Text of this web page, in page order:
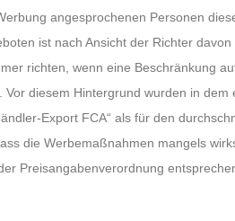
angesprochenen Personen
ist nach Ansicht der Richter
richten, wenn eine Beschränkung
Vor diesem Hintergrund wurden in dem
Export FCA“ als für den
die Werbemaßnahmen mangels
Preisangabenverordnung